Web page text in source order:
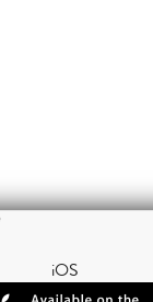
iOS